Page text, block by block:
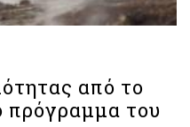
από το
πρόγραμμα του